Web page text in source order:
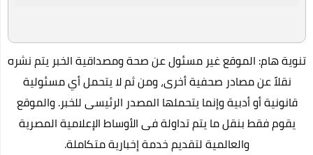
تنوية هام: الموقع غير مسئول عن صحة ومصداقية الخبر يتم نشره
نقلاً عن مصادر صحفية أخرى، ومن ثم لا يتحمل أي مسئولية
قانونية أو أدبية وإنما يتحملها المصدر الرئيسى للخبر. والموقع
يقوم فقط بنقل ما يتم تداولة فى الأوساط الإعلامية المصرية
والعالمية لتقديم خدمة إخبارية متكاملة.